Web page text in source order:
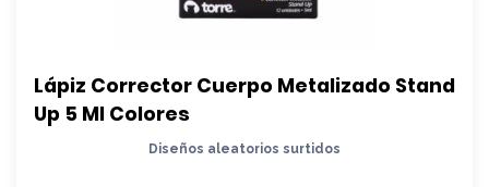
Lápiz Corrector Cuerpo Metalizado Stand
Up 5 Ml Colores
Diseños aleatorios surtidos